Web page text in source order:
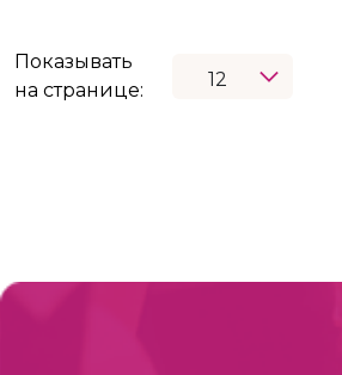
Показывать
на странице: